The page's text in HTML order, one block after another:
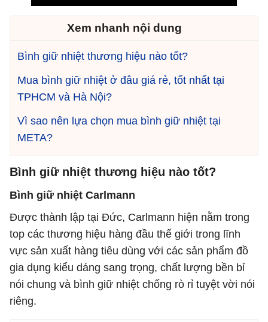
Xem nhanh nội dung
Bình giữ nhiệt thương hiệu nào tốt?
Mua bình giữ nhiệt ở đâu giá rẻ, tốt nhất tại
TPHCM và Hà Nội?
Vì sao nên lựa chọn mua bình giữ nhiệt tại
META?
Bình giữ nhiệt thương hiệu nào tốt?
Bình giữ nhiệt Carlmann
Được thành lập tại Đức, Carlmann hiện nằm trong
top các thương hiệu hàng đầu thế giới trong lĩnh
vực sản xuất hàng tiêu dùng với các sản phẩm đồ
gia dụng kiểu dáng sang trọng, chất lượng bền bỉ
nói chung và bình giữ nhiệt chống rò rỉ tuyệt vời nói
riêng.